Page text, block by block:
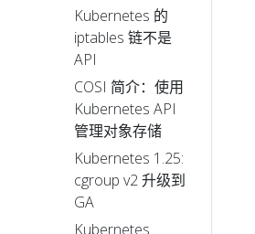
Kubernetes 的
iptables 链不是
API
COSI 简介：使用
Kubernetes API
管理对象存储
Kubernetes 1.25:
cgroup v2 升级到
GA
Kubernetes